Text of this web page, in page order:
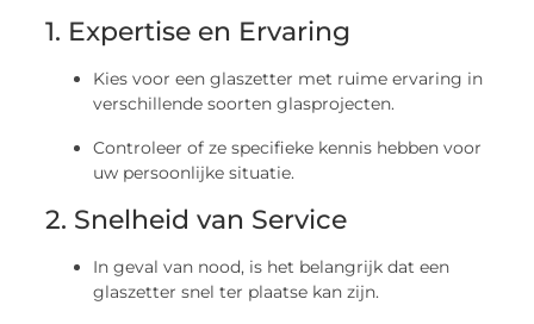
1. Expertise en Ervaring
Kies voor een glaszetter met ruime ervaring in
verschillende soorten glasprojecten.
Controleer of ze specifieke kennis hebben voor
uw persoonlijke situatie.
2. Snelheid van Service
In geval van nood, is het belangrijk dat een
glaszetter snel ter plaatse kan zijn.